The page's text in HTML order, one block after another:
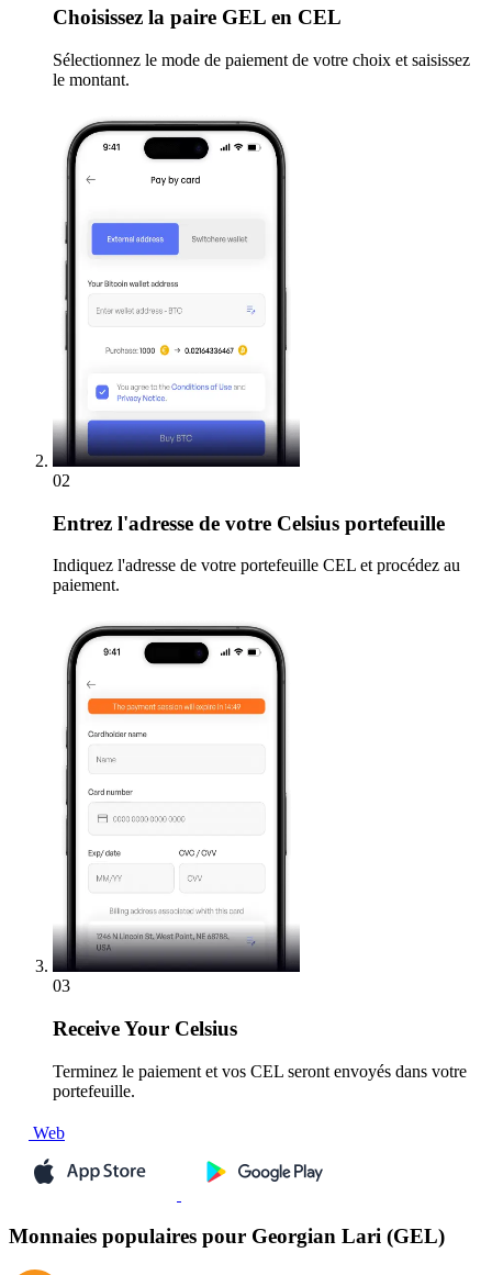
Choisissez la paire GEL en CEL
Sélectionnez le mode de paiement de votre choix et saisissez
le montant.
02
Entrez l'adresse de votre Celsius portefeuille
Indiquez l'adresse de votre portefeuille CEL et procédez au
paiement.
03
ReceiveYour Celsius
Terminez le paiement et vos CEL seront envoyés dans votre
portefeuille.
Web
Monnaies populaires pour Georgian Lari (GEL)